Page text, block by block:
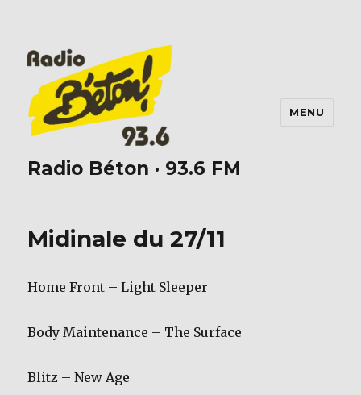
Radio Béton · 93.6 FM
MENU
Midinale du 27/11
Home Front – Light Sleeper
Body Maintenance – The Surface
Blitz – New Age